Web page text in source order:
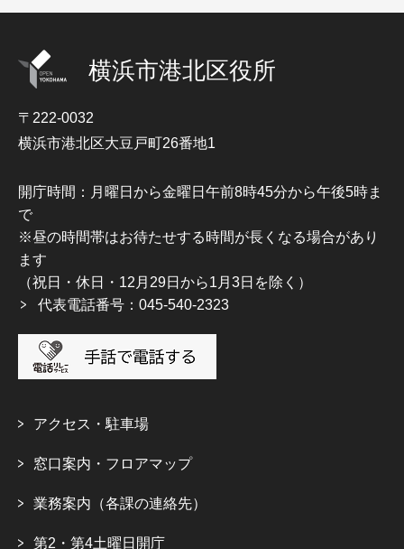
横浜市港北区役所
〒222-0032
横浜市港北区大豆戸町26番地1
開庁時間：月曜日から金曜日午前8時45分から午後5時ま
で
※昼の時間帯はお待たせする時間が長くなる場合があり
ます
（祝日・休日・12月29日から1月3日を除く）
代表電話番号：045-540-2323
アクセス・駐車場
窓口案内・フロアマップ
業務案内（各課の連絡先）
第2・第4土曜日開庁